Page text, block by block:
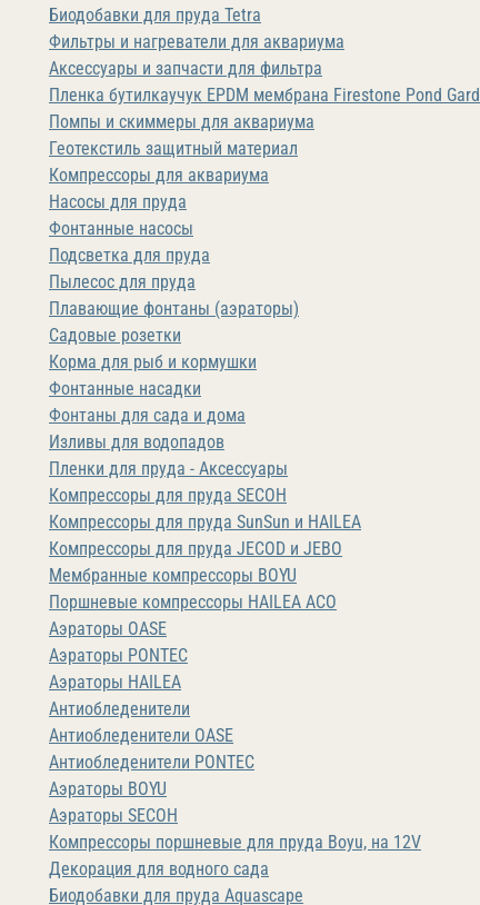
Биодобавки для пруда Tetra
Фильтры и нагреватели для аквариума
Аксессуары и запчасти для фильтра
Пленка бутилкаучук EPDM мембрана Firestone Pond Gard
Помпы и скиммеры для аквариума
Геотекстиль защитный материал
Компрессоры для аквариума
Насосы для пруда
Фонтанные насосы
Подсветка для пруда
Пылесос для пруда
Плавающие фонтаны (аэраторы)
Садовые розетки
Корма для рыб и кормушки
Фонтанные насадки
Фонтаны для сада и дома
Изливы для водопадов
Пленки для пруда - Аксессуары
Компрессоры для пруда SECOH
Компрессоры для пруда SunSun и HAILEA
Компрессоры для пруда JECOD и JEBO
Мембранные компрессоры BOYU
Поршневые компрессоры HAILEA ACO
Аэраторы OASE
Аэраторы PONTEC
Аэраторы HAILEA
Антиобледенители
Антиобледенители OASE
Антиобледенители PONTEC
Аэраторы BOYU
Аэраторы SECOH
Компрессоры поршневые для пруда Boyu, на 12V
Декорация для водного сада
Биодобавки для пруда Aquascape